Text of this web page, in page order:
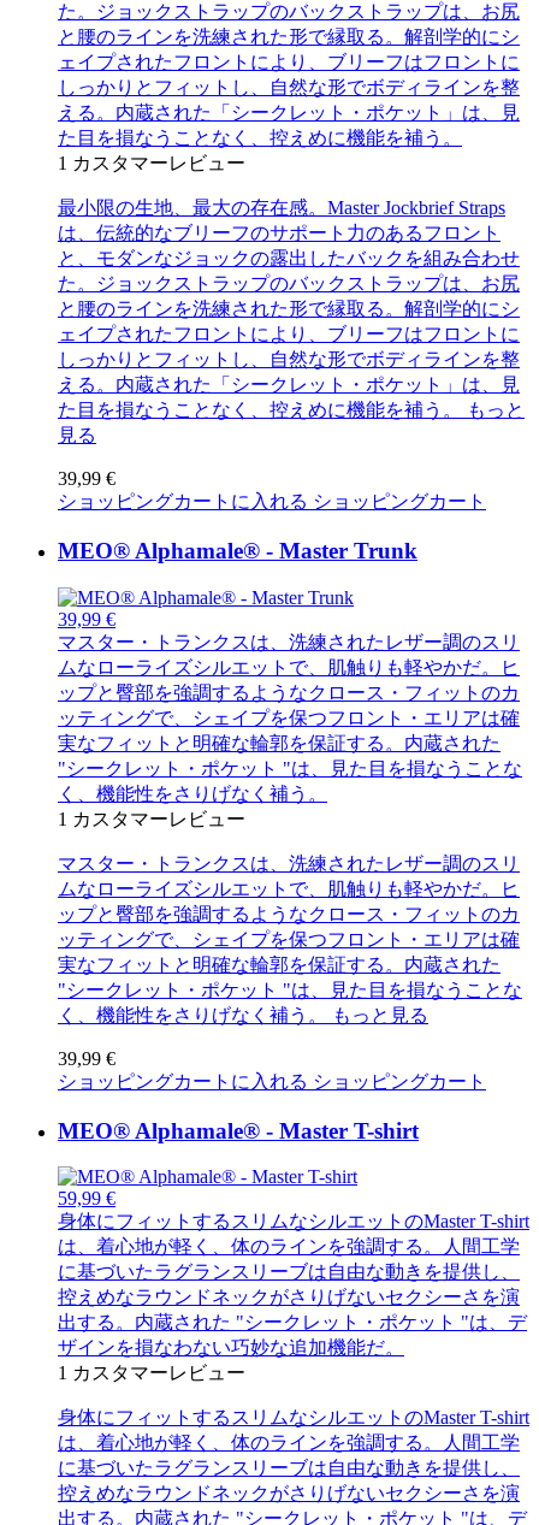
た。ジョックストラップのバックストラップは、お尻
と腰のラインを洗練された形で縁取る。解剖学的にシ
ェイプされたフロントにより、ブリーフはフロントに
しっかりとフィットし、自然な形でボディラインを整
える。内蔵された「シークレット・ポケット」は、見
た目を損なうことなく、控えめに機能を補う。
1 カスタマーレビュー
最小限の生地、最大の存在感。Master Jockbrief Straps
は、伝統的なブリーフのサポート力のあるフロント
と、モダンなジョックの露出したバックを組み合わせ
た。ジョックストラップのバックストラップは、お尻
と腰のラインを洗練された形で縁取る。解剖学的にシ
ェイプされたフロントにより、ブリーフはフロントに
しっかりとフィットし、自然な形でボディラインを整
える。内蔵された「シークレット・ポケット」は、見
た目を損なうことなく、控えめに機能を補う。
もっと
見る
39,99 €
ショッピングカートに入れる ショッピングカート
MEO® Alphamale® - Master Trunk
39,99 €
マスター・トランクスは、洗練されたレザー調のスリ
ムなローライズシルエットで、肌触りも軽やかだ。ヒ
ップと臀部を強調するようなクロース・フィットのカ
ッティングで、シェイプを保つフロント・エリアは確
実なフィットと明確な輪郭を保証する。内蔵された
"シークレット・ポケット "は、見た目を損なうことな
く、機能性をさりげなく補う。
1 カスタマーレビュー
マスター・トランクスは、洗練されたレザー調のスリ
ムなローライズシルエットで、肌触りも軽やかだ。ヒ
ップと臀部を強調するようなクロース・フィットのカ
ッティングで、シェイプを保つフロント・エリアは確
実なフィットと明確な輪郭を保証する。内蔵された
"シークレット・ポケット "は、見た目を損なうことな
く、機能性をさりげなく補う。
もっと見る
39,99 €
ショッピングカートに入れる ショッピングカート
MEO® Alphamale® - Master T-shirt
59,99 €
身体にフィットするスリムなシルエットのMaster T-shirt
は、着心地が軽く、体のラインを強調する。人間工学
に基づいたラグランスリーブは自由な動きを提供し、
控えめなラウンドネックがさりげないセクシーさを演
出する。内蔵された "シークレット・ポケット "は、デ
ザインを損なわない巧妙な追加機能だ。
1 カスタマーレビュー
身体にフィットするスリムなシルエットのMaster T-shirt
は、着心地が軽く、体のラインを強調する。人間工学
に基づいたラグランスリーブは自由な動きを提供し、
控えめなラウンドネックがさりげないセクシーさを演
出する。内蔵された "シークレット・ポケット "は、デ